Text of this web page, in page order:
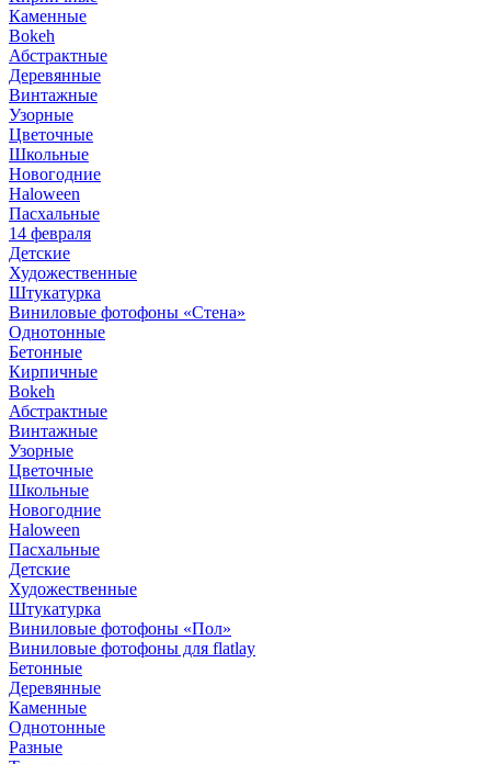
Каменные
Bokeh
Абстрактные
Деревянные
Винтажные
Узорные
Цветочные
Школьные
Новогодние
Haloween
Пасхальные
14 февраля
Детские
Художественные
Штукатурка
Виниловые фотофоны «Стена»
Однотонные
Бетонные
Кирпичные
Bokeh
Абстрактные
Винтажные
Узорные
Цветочные
Школьные
Новогодние
Haloween
Пасхальные
Детские
Художественные
Штукатурка
Виниловые фотофоны «Пол»
Виниловые фотофоны для flatlay
Бетонные
Деревянные
Каменные
Однотонные
Разные